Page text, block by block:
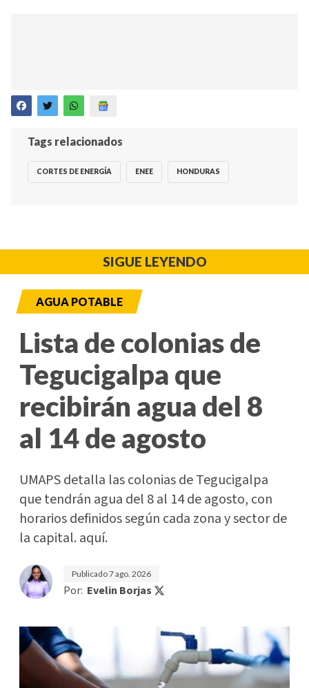
Tags relacionados
CORTES DE ENERGÍA ENEE HONDURAS
SIGUE LEYENDO
AGUA POTABLE
Lista de colonias de
Tegucigalpa que
recibirán agua del 8
al 14 de agosto
UMAPS detalla las colonias de Tegucigalpa
que tendrán agua del 8 al 14 de agosto, con
horarios definidos según cada zona y sector de
la capital. aquí.
Publicado7 ago. 2026
Por: Evelin Borjas